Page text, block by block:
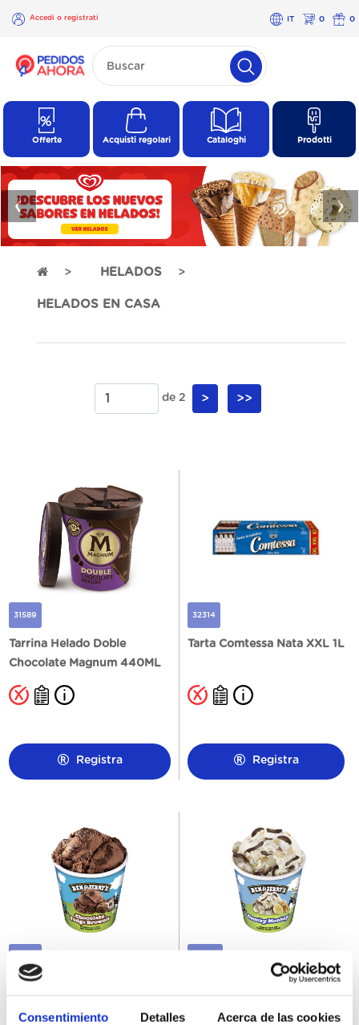
Consentimiento Detalles Acerca de las cookies
Accedi o registrati IT 0 0
×
Accedi o
Offerte Acquisti regolari Cataloghi Prodotti
❮ ❯
HELADOS
HELADOS EN CASA
de 2 > >>
31589
Tarrina Helado Doble
Chocolate Magnum 440ML
Registra
32314
Tarta Comtessa Nata XXL 1L
Registra
Tarrina Helado Chunky